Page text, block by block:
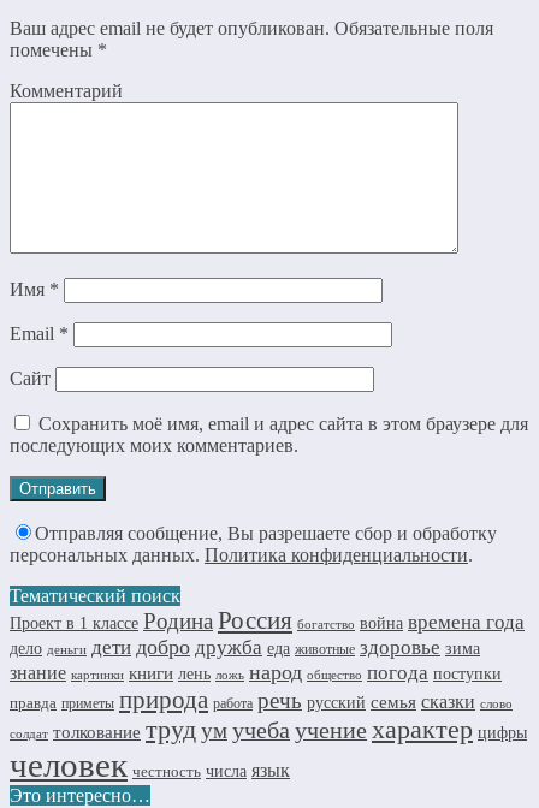
Ваш адрес email не будет опубликован. Обязательные поля
помечены *
Комментарий
Имя *
Email *
Сайт
Сохранить моё имя, email и адрес сайта в этом браузере для
последующих моих комментариев.
Отправляя сообщение, Вы разрешаете сбор и обработку
персональных данных. Политика конфиденциальности.
Тематический поиск
Проект в 1 классе РодинаРоссия богатство война времена года
дело деньги дети добро дружба еда животные здоровье зима
знание картинки книги лень ложь народ общество погода поступки
правда приметы природа работа речь русский семья сказки слово
солдат толкование трудумучеба учениехарактер цифры
человек честность числа язык
Это интересно…